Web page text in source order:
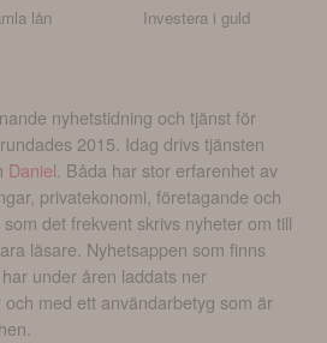
lån
Investera i guld
nyhetstidning och tjänst för
2015. Idag drivs tjänsten
Daniel . Båda har stor erfarenhet av
privatekonomi, företagande och
det frekvent skrivs nyheter om till
läsare. Nyhetsappen som finns
under åren laddats ner
med ett användarbetyg som är